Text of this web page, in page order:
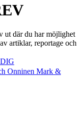
ut där du har möjlighet
artiklar, reportage och